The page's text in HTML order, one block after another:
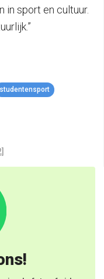
in sport en cultuur.
studentensport